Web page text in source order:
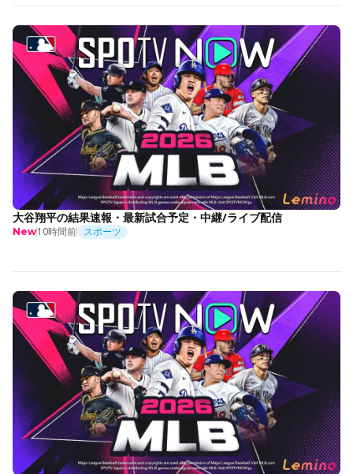
大谷翔平の結果速報・最新試合予定・中継/ライブ配信
New10時間前 スポーツ